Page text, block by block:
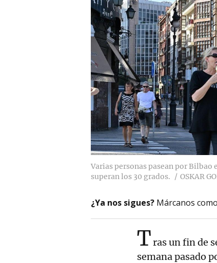
Varias personas pasean por
superan los 30 grados.
OSKAR
¿Ya nos sigues? Márcanos
Tras un fin de
semana pasado